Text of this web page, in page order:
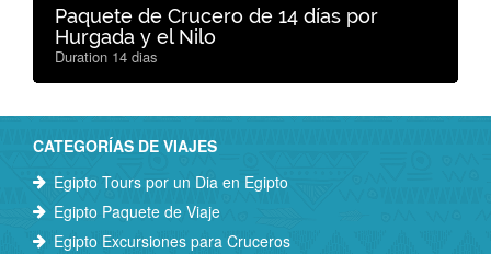
Paquete de Crucero de 14 días por
Hurgada y el Nilo
Duration 14 dias
CATEGORÍAS DE VIAJES
Egipto Tours por un Dia en Egipto
Egipto Paquete de Viaje
Egipto Excursiones para Cruceros